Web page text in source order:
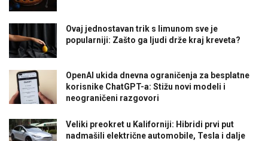
Ovaj jednostavan trik s limunom sve je
popularniji: Zašto ga ljudi drže kraj kreveta?
OpenAI ukida dnevna ograničenja za besplatne
korisnike ChatGPT-a: Stižu novi modeli i
neograničeni razgovori
Veliki preokret u Kaliforniji: Hibridi prvi put
nadmašili električne automobile, Tesla i dalje